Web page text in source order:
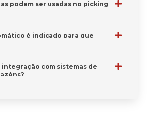
podem ser usadas no picking
é indicado para que
integração com sistemas de